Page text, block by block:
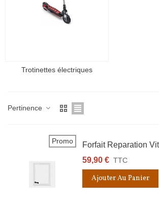
Trotinettes électriques
Pertinence
Promo
Forfait Reparation
59,90 € TTC
Ajouter Au Panier